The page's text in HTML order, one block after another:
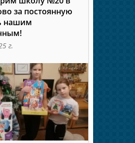
за постоянную
нашим
г.